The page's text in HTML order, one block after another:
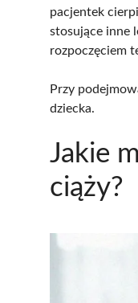
pacjentek
stosujące inne
rozpoczęciem
Przy
dziecka.
Jakie
ciąży?